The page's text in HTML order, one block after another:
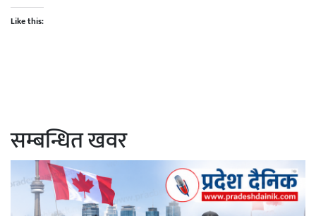
Like this:
सम्बन्धित खवर